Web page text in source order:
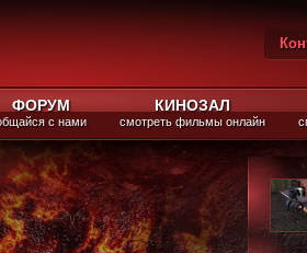
ФОРУМ
с нами
КИНОЗАЛ
смотреть фильмы онлайн